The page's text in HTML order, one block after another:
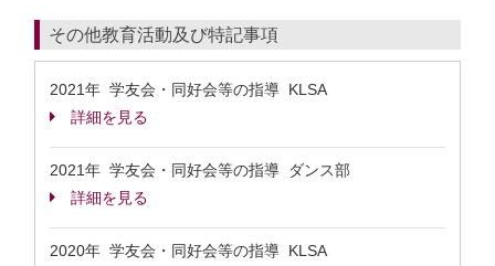
その他教育活動及び特記事項
2021年 学友会・同好会等の指導 KLSA
詳細を見る
2021年 学友会・同好会等の指導 ダンス部
詳細を見る
2020年 学友会・同好会等の指導 KLSA